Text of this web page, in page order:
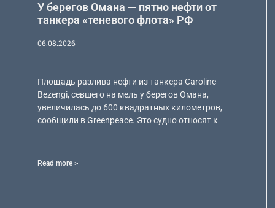
У берегов Омана — пятно нефти от
танкера «теневого флота» РФ
06.08.2026
Площадь разлива нефти из танкера Caroline
Bezengi, севшего на мель у берегов Омана,
увеличилась до 600 квадратных километров,
сообщили в Greenpeace. Это судно относят к
Read more >